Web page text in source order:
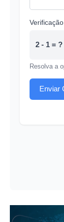
2 - 1 = ?
Resolva a
Enviar